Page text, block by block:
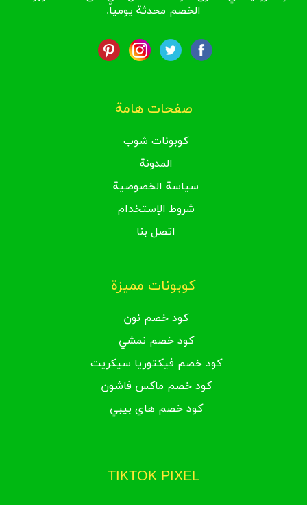
الخصم محدثة يومياً.
صفحات هامة
كوبونات شوب
المدونة
سياسة الخصوصية
شروط الإستخدام
اتصل بنا
كوبونات مميزة
كود خصم نون
كود خصم نمشي
كود خصم فيكتوريا سيكريت
كود خصم ماكس فاشون
كود خصم هاي بيبي
TIKTOK PIXEL